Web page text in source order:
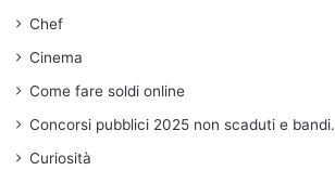
Chef
Cinema
Come fare soldi online
Concorsi pubblici 2025 non scaduti e bandi.
Curiosità